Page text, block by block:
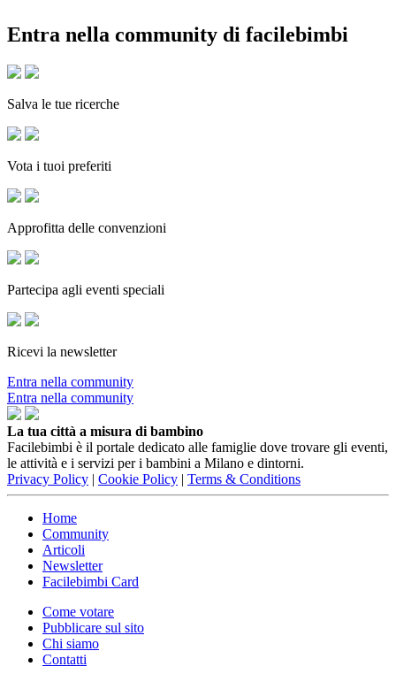
Entra nella community di facilebimbi
Salva le tue ricerche
Vota i tuoi preferiti
Approfitta delle convenzioni
Partecipa agli eventi speciali
Ricevi la newsletter
Entra nella community
Entra nella community
La tua città a misura di bambino
Facilebimbi è il portale dedicato alle famiglie dove trovare gli eventi,
le attività e i servizi per i bambini a Milano e dintorni.
Privacy Policy | Cookie Policy | Terms & Conditions
Home
Community
Articoli
Newsletter
Facilebimbi Card
Come votare
Pubblicare sul sito
Chi siamo
Contatti